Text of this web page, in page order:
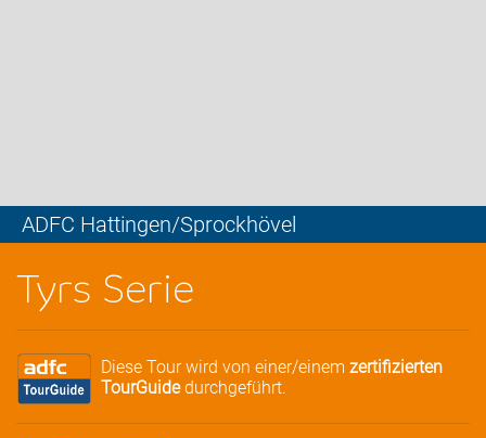
ADFC Hattingen/Sprockhövel
Tyrs Serie
Diese Tour wird von einer/einem zertifizierten
TourGuidedurchgeführt.